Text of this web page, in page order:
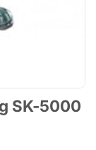
SK-5000